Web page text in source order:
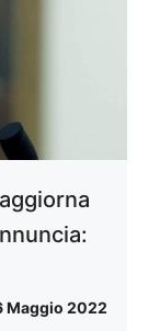
Maggio 2022